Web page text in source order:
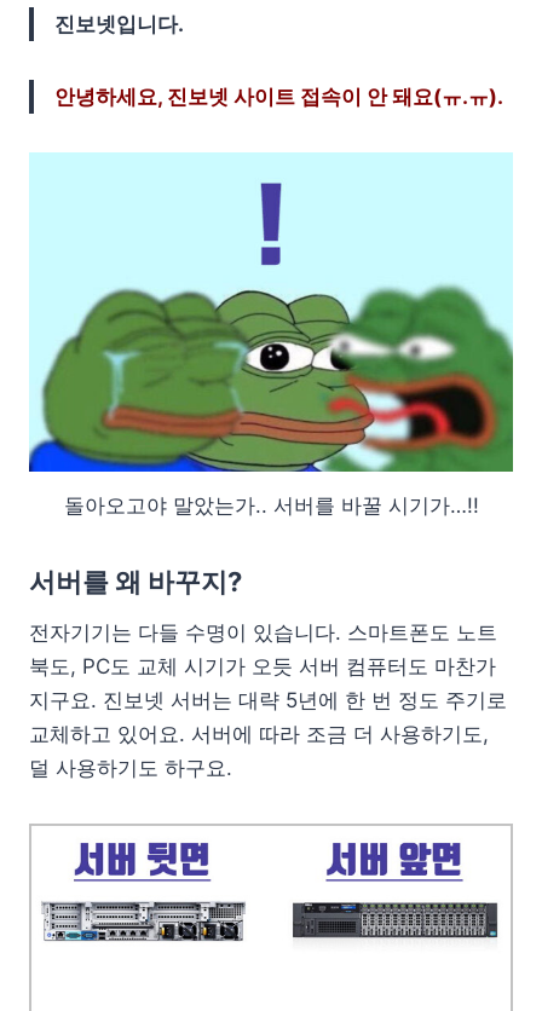
진보넷입니다.
안녕하세요, 진보넷 사이트 접속이 안 돼요(ㅠ.ㅠ).
돌아오고야 말았는가.. 서버를 바꿀 시기가…!!
서버를 왜 바꾸지?
전자기기는 다들 수명이 있습니다. 스마트폰도 노트
북도, PC도 교체 시기가 오듯 서버 컴퓨터도 마찬가
지구요. 진보넷 서버는 대략 5년에 한 번 정도 주기로
교체하고 있어요. 서버에 따라 조금 더 사용하기도,
덜 사용하기도 하구요.